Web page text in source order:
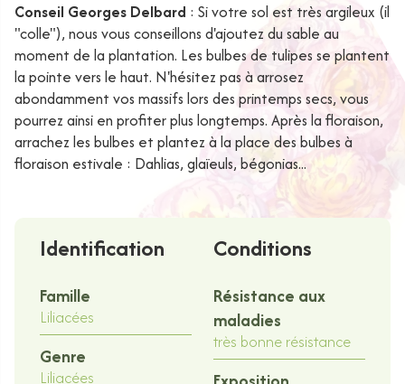
Conseil Georges Delbard : Si votre sol est très argileux (il
"colle"), nous vous conseillons d'ajoutez du sable au
moment de la plantation. Les bulbes de tulipes se plantent
la pointe vers le haut. N'hésitez pas à arrosez
abondamment vos massifs lors des printemps secs, vous
pourrez ainsi en profiter plus longtemps. Après la floraison,
arrachez les bulbes et plantez à la place des bulbes à
floraison estivale : Dahlias, glaïeuls, bégonias...
Identification
Famille
Liliacées
Genre
Liliacées
Conditions
Résistance aux
maladies
très bonne résistance